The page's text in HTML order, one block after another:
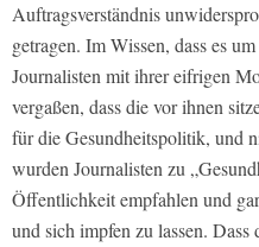
Auftragsverständnis
getragen. Im Wissen, dass es
Journalisten mit ihrer eifrigen
vergaßen, dass die vor ihnen
für die Gesundheitspolitik, und
wurden Journalisten zu
Öffentlichkeit empfahlen und
und sich impfen zu lassen. Dass